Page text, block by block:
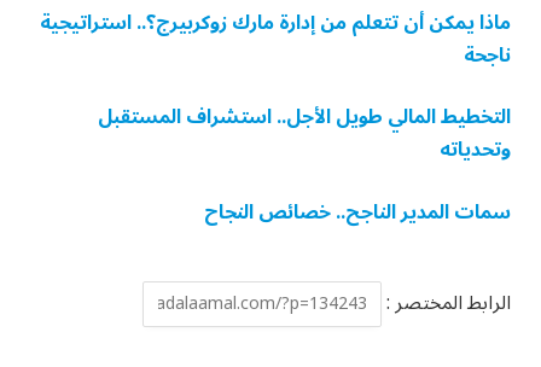
ماذا يمكن أن تتعلم من إدارة مارك زوكربيرج؟.. استراتيجية
ناجحة
التخطيط المالي طويل الأجل.. استشراف المستقبل
وتحدياته
سمات المدير الناجح.. خصائص النجاح
الرابط المختصر :